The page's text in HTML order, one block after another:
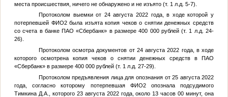
места происшествия, ничего не обнаружено и не изъято (т. 1 л.д. 5-7).
Протоколом выемки от 24 августа 2022 года, в ходе которой у
потерпевшей ФИО2была изъята копия чеков о снятии денежных средств
со счета в банке ПАО «Сбербанк» в размере 400 000 рублей (т. 1 л.д. 24-
26).
Протоколом осмотра документов от 24 августа 2022 года, в ходе
которого осмотрена копия чеков о снятии денежных средств в ПАО
«Сбербанк» в размере 400 000 рублей (т. 1 л.д. 27-29).
Протоколом предъявления лица для опознания от 25 августа 2022
года, согласно которому потерпевшая ФИО2опознала подсудимого
Тимкина Д.А.
, которого 23 августа 2022 года, около 13 часов 00 минут, она